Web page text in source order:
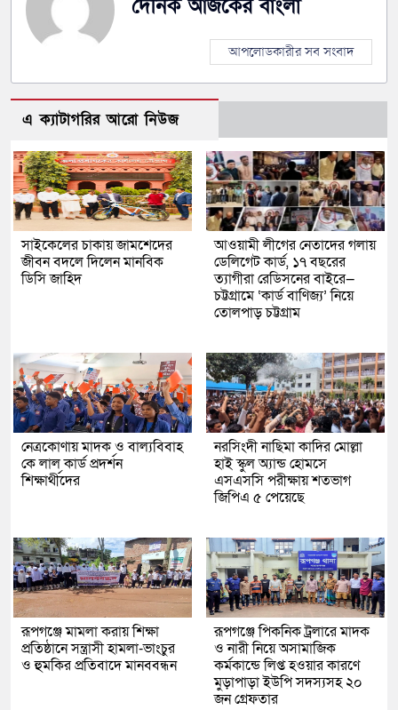
দৈনিক আজকের বাংলা
আপলোডকারীর সব সংবাদ
এ ক্যাটাগরির আরো নিউজ
সাইকেলের চাকায় জামশেদের
জীবন বদলে দিলেন মানবিক
ডিসি জাহিদ
আওয়ামী লীগের নেতাদের গলায়
ডেলিগেট কার্ড, ১৭ বছরের
ত্যাগীরা রেডিসনের বাইরে—
চট্টগ্রামে ‘কার্ড বাণিজ্য’ নিয়ে
তোলপাড় চট্টগ্রাম
নেত্রকোণায় মাদক ও বাল্যবিবাহ
কে লাল কার্ড প্রদর্শন
শিক্ষার্থীদের
নরসিংদী নাছিমা কাদির মোল্লা
হাই স্কুল অ্যান্ড হোমসে
এসএসসি পরীক্ষায় শতভাগ
জিপিএ ৫ পেয়েছে
রূপগঞ্জে মামলা করায় শিক্ষা
প্রতিষ্ঠানে সন্ত্রাসী হামলা-ভাংচুর
ও হুমকির প্রতিবাদে মানববন্ধন
রূপগঞ্জে পিকনিক ট্রলারে মাদক
ও নারী নিয়ে অসামাজিক
কর্মকান্ডে লিপ্ত হওয়ার কারণে
মুড়াপাড়া ইউপি সদস্যসহ ২০
জন গ্রেফতার